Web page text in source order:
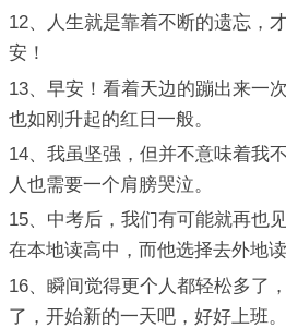
12、人生就是靠着不断的遗忘，
安！
13、早安！看着天边的蹦出来一
也如刚升起的红日一般。
14、我虽坚强，但并不意味着我
人也需要一个肩膀哭泣。
15、中考后，我们有可能就再也
在本地读高中，而他选择去外地
16、瞬间觉得更个人都轻松多了
了，开始新的一天吧，好好上班